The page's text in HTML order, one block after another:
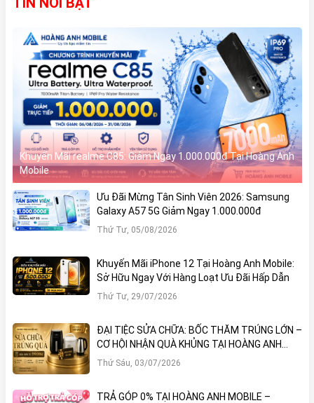
Khuyến Mãi realme C85: Giảm Ngay 1.000.000đ Tại Hoàng Anh
Mobile
Ưu Đãi Mừng Tân Sinh Viên 2026: Samsung
Galaxy A57 5G Giảm Ngay 1.000.000đ
Thứ Tư, 05/08/2026
Khuyến Mãi iPhone 12 Tại Hoàng Anh Mobile:
Sở Hữu Ngay Với Hàng Loạt Ưu Đãi Hấp Dẫn
Thứ Tư, 29/07/2026
ĐẠI TIỆC SỬA CHỮA: BỐC THĂM TRÚNG LỚN –
CƠ HỘI NHẬN QUÀ KHỦNG TẠI HOÀNG ANH
MOBILE
Thứ Sáu, 03/07/2026
TRẢ GÓP 0% TẠI HOÀNG ANH MOBILE –